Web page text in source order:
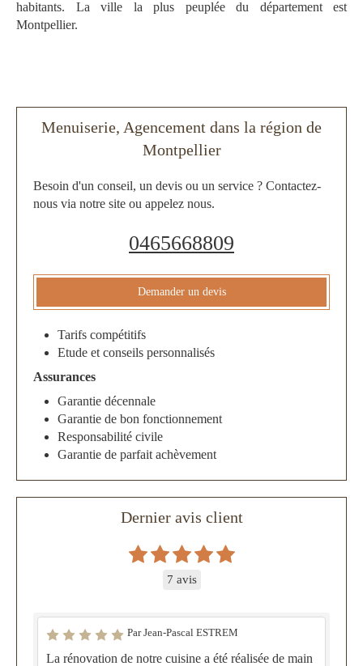
habitants. La ville la plus peuplée du département est
Montpellier.
Menuiserie, Agencement dans la région de
Montpellier
Besoin d'un conseil, un devis ou un service ? Contactez-
nous via notre site ou appelez nous.
0465668809
Demander un devis
Tarifs compétitifs
Etude et conseils personnalisés
Assurances
Garantie décennale
Garantie de bon fonctionnement
Responsabilité civile
Garantie de parfait achèvement
Dernier avis client
7 avis
Par Jean-Pascal ESTREM
La rénovation de notre cuisine a été réalisée de main